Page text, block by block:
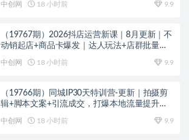
中创网 18 小时前 9.9
（19767期）2026抖店运营新课｜8月更新｜不
动销起店+商品卡爆发｜达人玩法+店群批量复
中创网 18 小时前 9.9
（19766期）同城IP30天特训营-更新｜拍摄剪
辑+脚本文案+引流成交，打爆本地流量提升门
中创网 18 小时前 9.9